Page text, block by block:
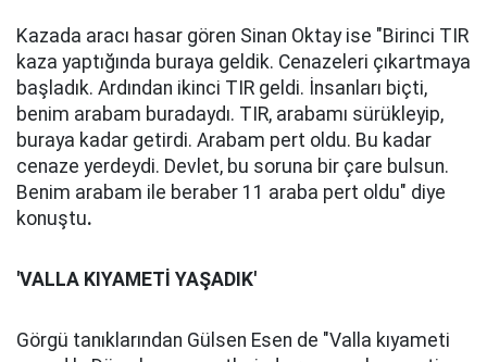
Kazada aracı hasar gören Sinan Oktay ise "Birinci TIR
kaza yaptığında buraya geldik. Cenazeleri çıkartmaya
başladık. Ardından ikinci TIR geldi. İnsanları biçti,
benim arabam buradaydı. TIR, arabamı sürükleyip,
buraya kadar getirdi. Arabam pert oldu. Bu kadar
cenaze yerdeydi. Devlet, bu soruna bir çare bulsun.
Benim arabam ile beraber 11 araba pert oldu" diye
konuştu.
'VALLA KIYAMETİ YAŞADIK'
Görgü tanıklarından Gülsen Esen de "Valla kıyameti